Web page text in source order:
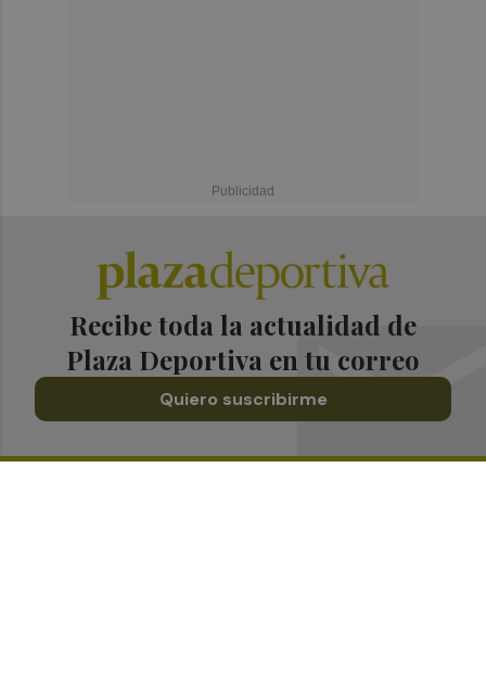
Recibe toda la actualidad de
Plaza Deportiva en tu correo
Quiero suscribirme